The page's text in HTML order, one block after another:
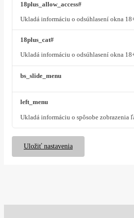
18plus_allow_access#
Ukladá informáciu o odsúhlasení okna
18plus_cat#
Ukladá informáciu o odsúhlasení okna
bs_slide_menu
left_menu
Ukladá informáciu o spôsobe zobrazenia
Uložiť nastavenia